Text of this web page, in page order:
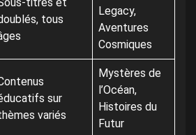
tous
Legacy,
Aventures
Cosmiques
sur
variés
Mystères de
l’Océan,
Histoires du
Futur